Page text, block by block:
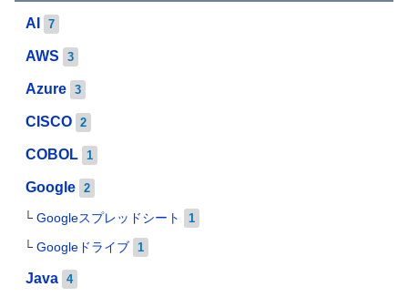
AI 7
AWS 3
Azure 3
CISCO 2
COBOL 1
Google 2
Googleスプレッドシート 1
Googleドライブ 1
Java 4